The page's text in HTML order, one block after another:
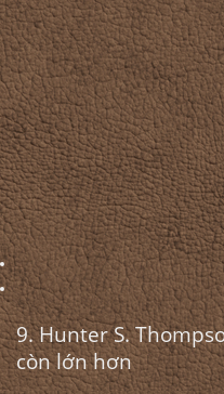
9. Hunter S.
còn lớn hơn